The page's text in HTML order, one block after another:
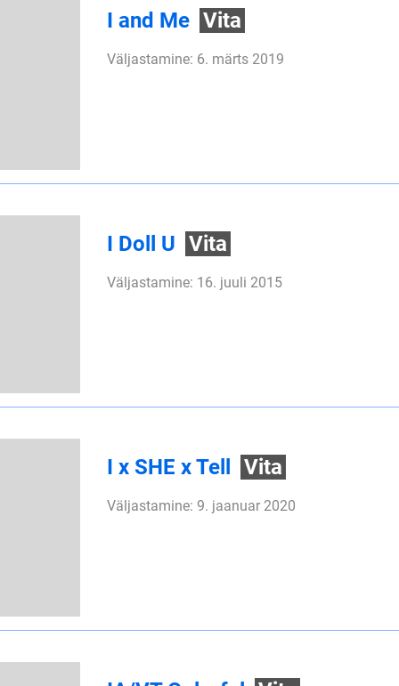
I and Me Vita
Väljastamine: 6. märts 2019
I Doll U Vita
Väljastamine: 16. juuli 2015
I x SHE x Tell Vita
Väljastamine: 9. jaanuar 2020